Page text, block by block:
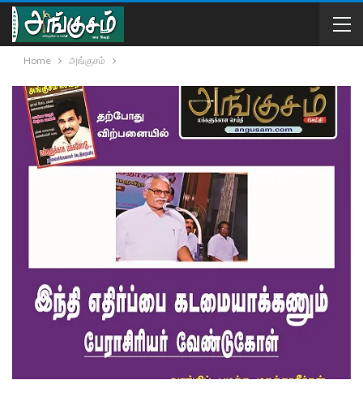
Home அங்குசம்